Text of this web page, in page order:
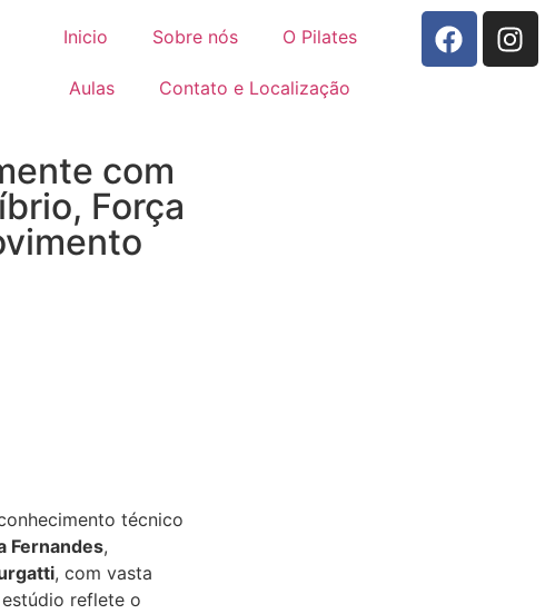
Inicio Sobre nós O Pilates
Aulas Contato e Localização
com
Força
técnico
Fernandes,
, com vasta
reflete o